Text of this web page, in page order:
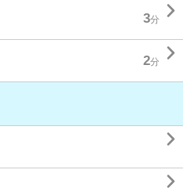
3分 
2分 

